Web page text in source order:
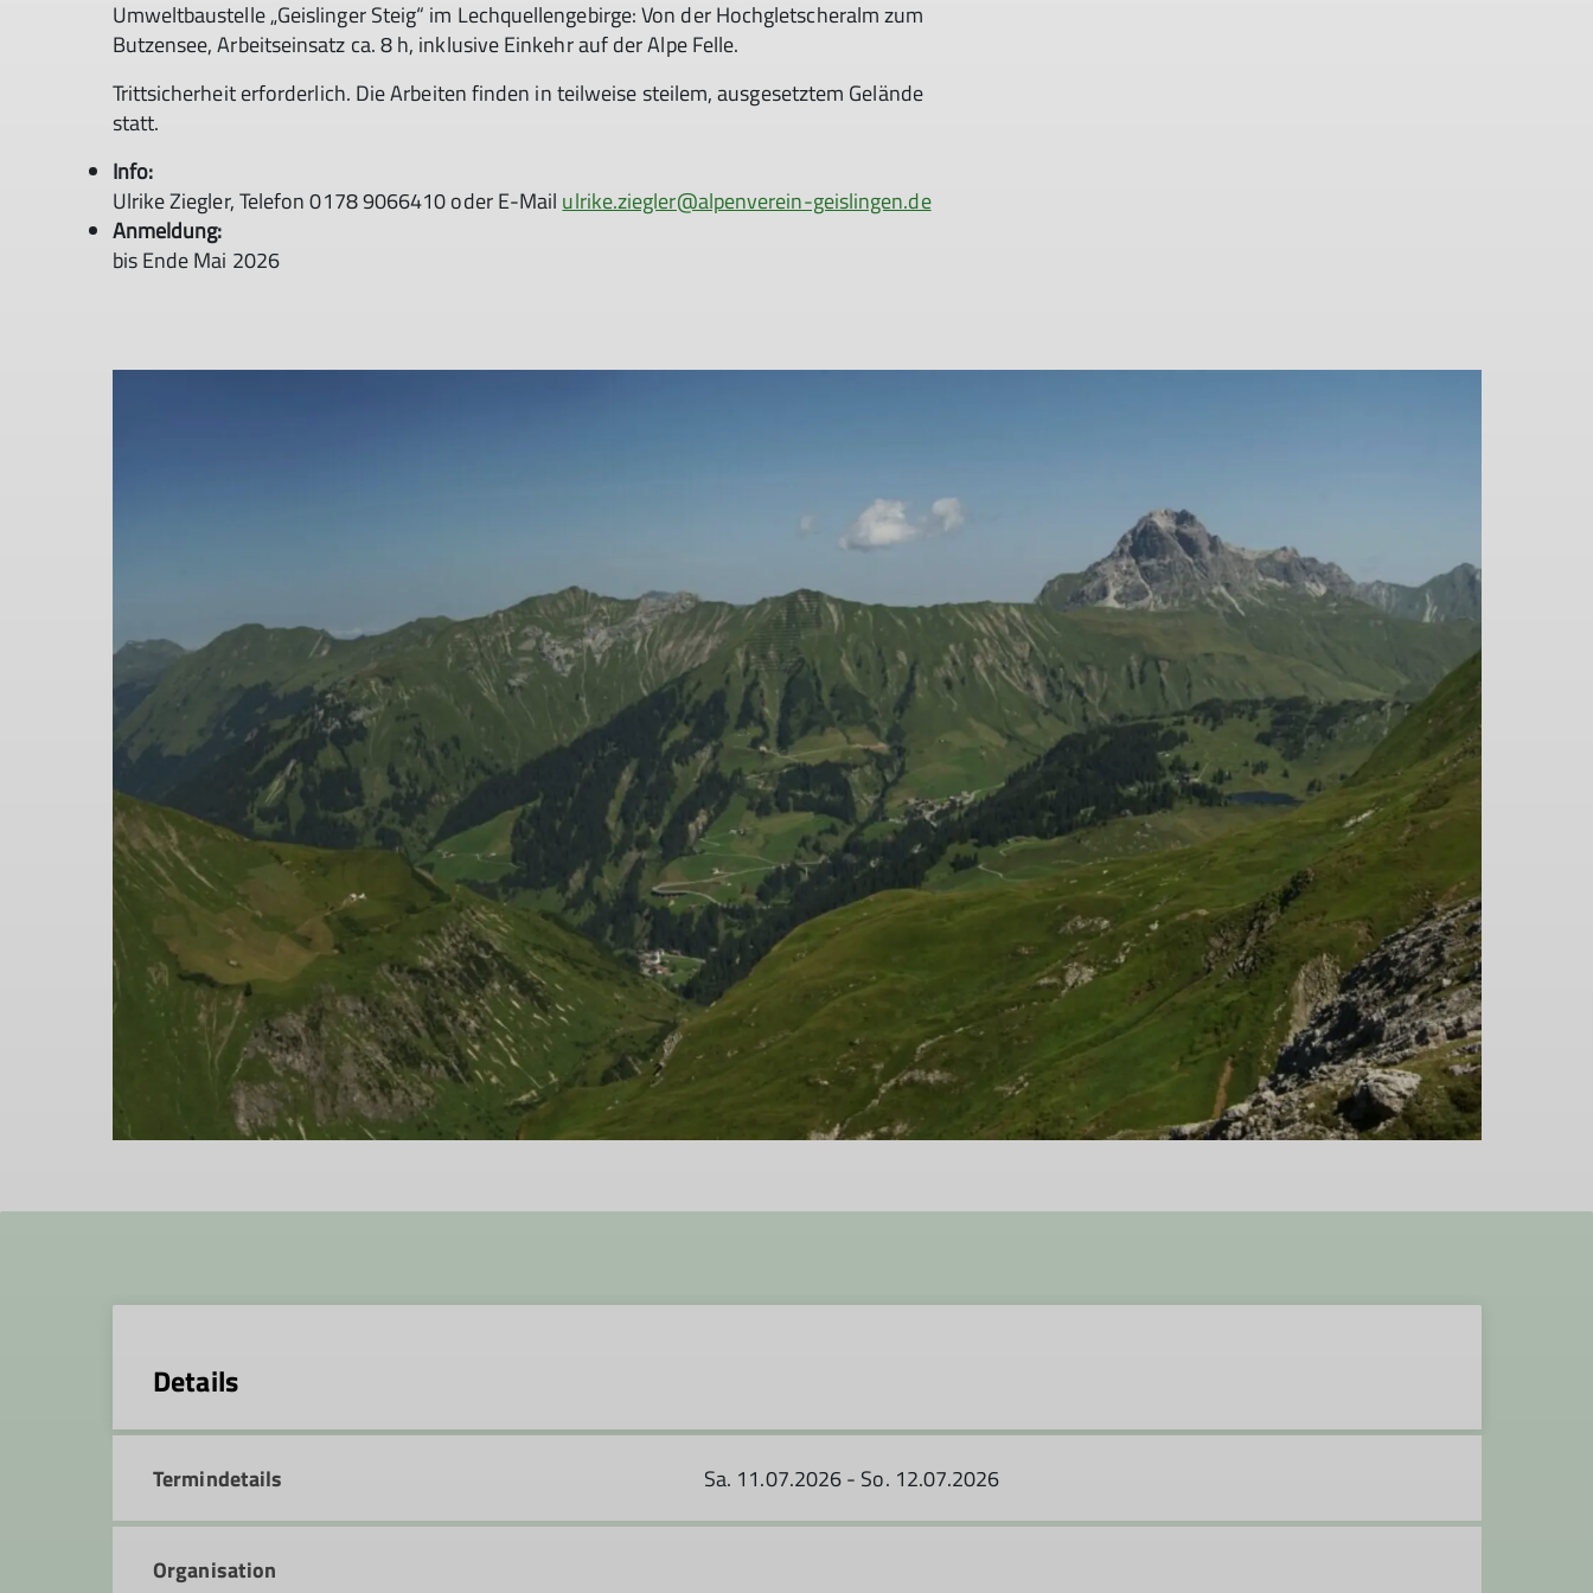
Umweltbaustelle „Geislinger Steig“ im Lechquellengebirge: Von der Hochgletscheralm zum
Butzensee, Arbeitseinsatz ca. 8 h, inklusive Einkehr auf der Alpe Felle.
Trittsicherheit erforderlich. Die Arbeiten finden in teilweise steilem, ausgesetztem Gelände
statt.
Info:
Ulrike Ziegler, Telefon 0178 9066410 oder E-Mail ulrike.ziegler@alpenverein-geislingen.de
Anmeldung:
bis Ende Mai 2026
Details
Termindetails Sa. 11.07.2026 - So. 12.07.2026
Organisation